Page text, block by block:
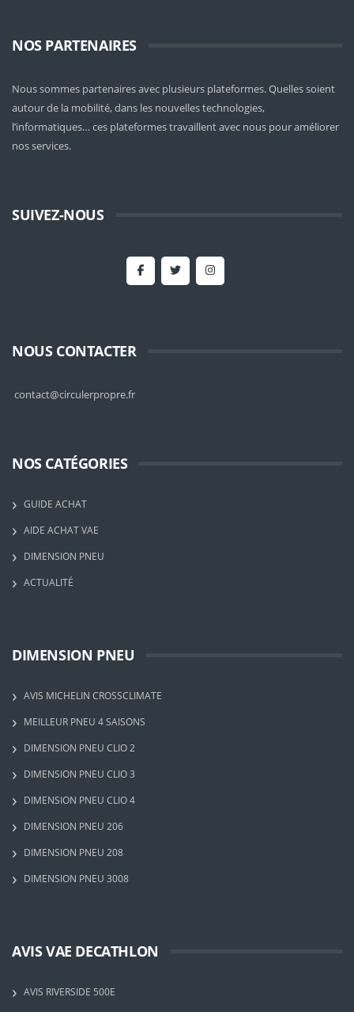
NOS PARTENAIRES
Nous sommes partenaires avec plusieurs plateformes. Quelles soient
autour de la mobilité, dans les nouvelles technologies,
l’informatiques… ces plateformes travaillent avec nous pour améliorer
nos services.
SUIVEZ-NOUS
NOUS CONTACTER
contact@circulerpropre.fr
NOS CATÉGORIES
GUIDE ACHAT
AIDE ACHAT VAE
DIMENSION PNEU
ACTUALITÉ
DIMENSION PNEU
AVIS MICHELIN CROSSCLIMATE
MEILLEUR PNEU 4 SAISONS
DIMENSION PNEU CLIO 2
DIMENSION PNEU CLIO 3
DIMENSION PNEU CLIO 4
DIMENSION PNEU 206
DIMENSION PNEU 208
DIMENSION PNEU 3008
AVIS VAE DECATHLON
AVIS RIVERSIDE 500E